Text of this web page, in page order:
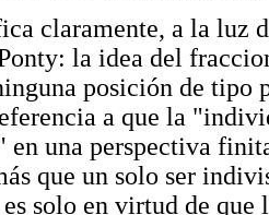
claramente, a la luz
la idea del
posición de tipo
a que la
en una perspectiva
que un solo ser
solo en virtud de